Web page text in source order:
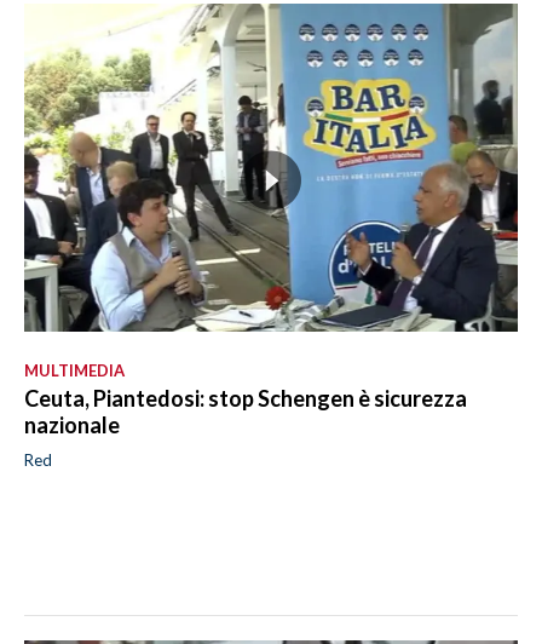
MULTIMEDIA
Ceuta, Piantedosi: stop Schengen è sicurezza
nazionale
Red